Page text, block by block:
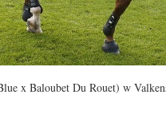
x Baloubet Du Rouet) w